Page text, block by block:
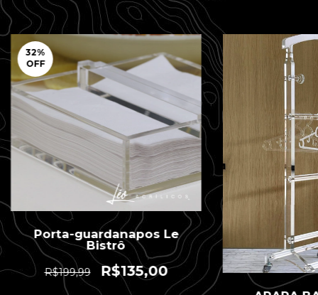
32%
OFF
Porta-guardanapos Le
Bistrô
R$199,99 R$135,00